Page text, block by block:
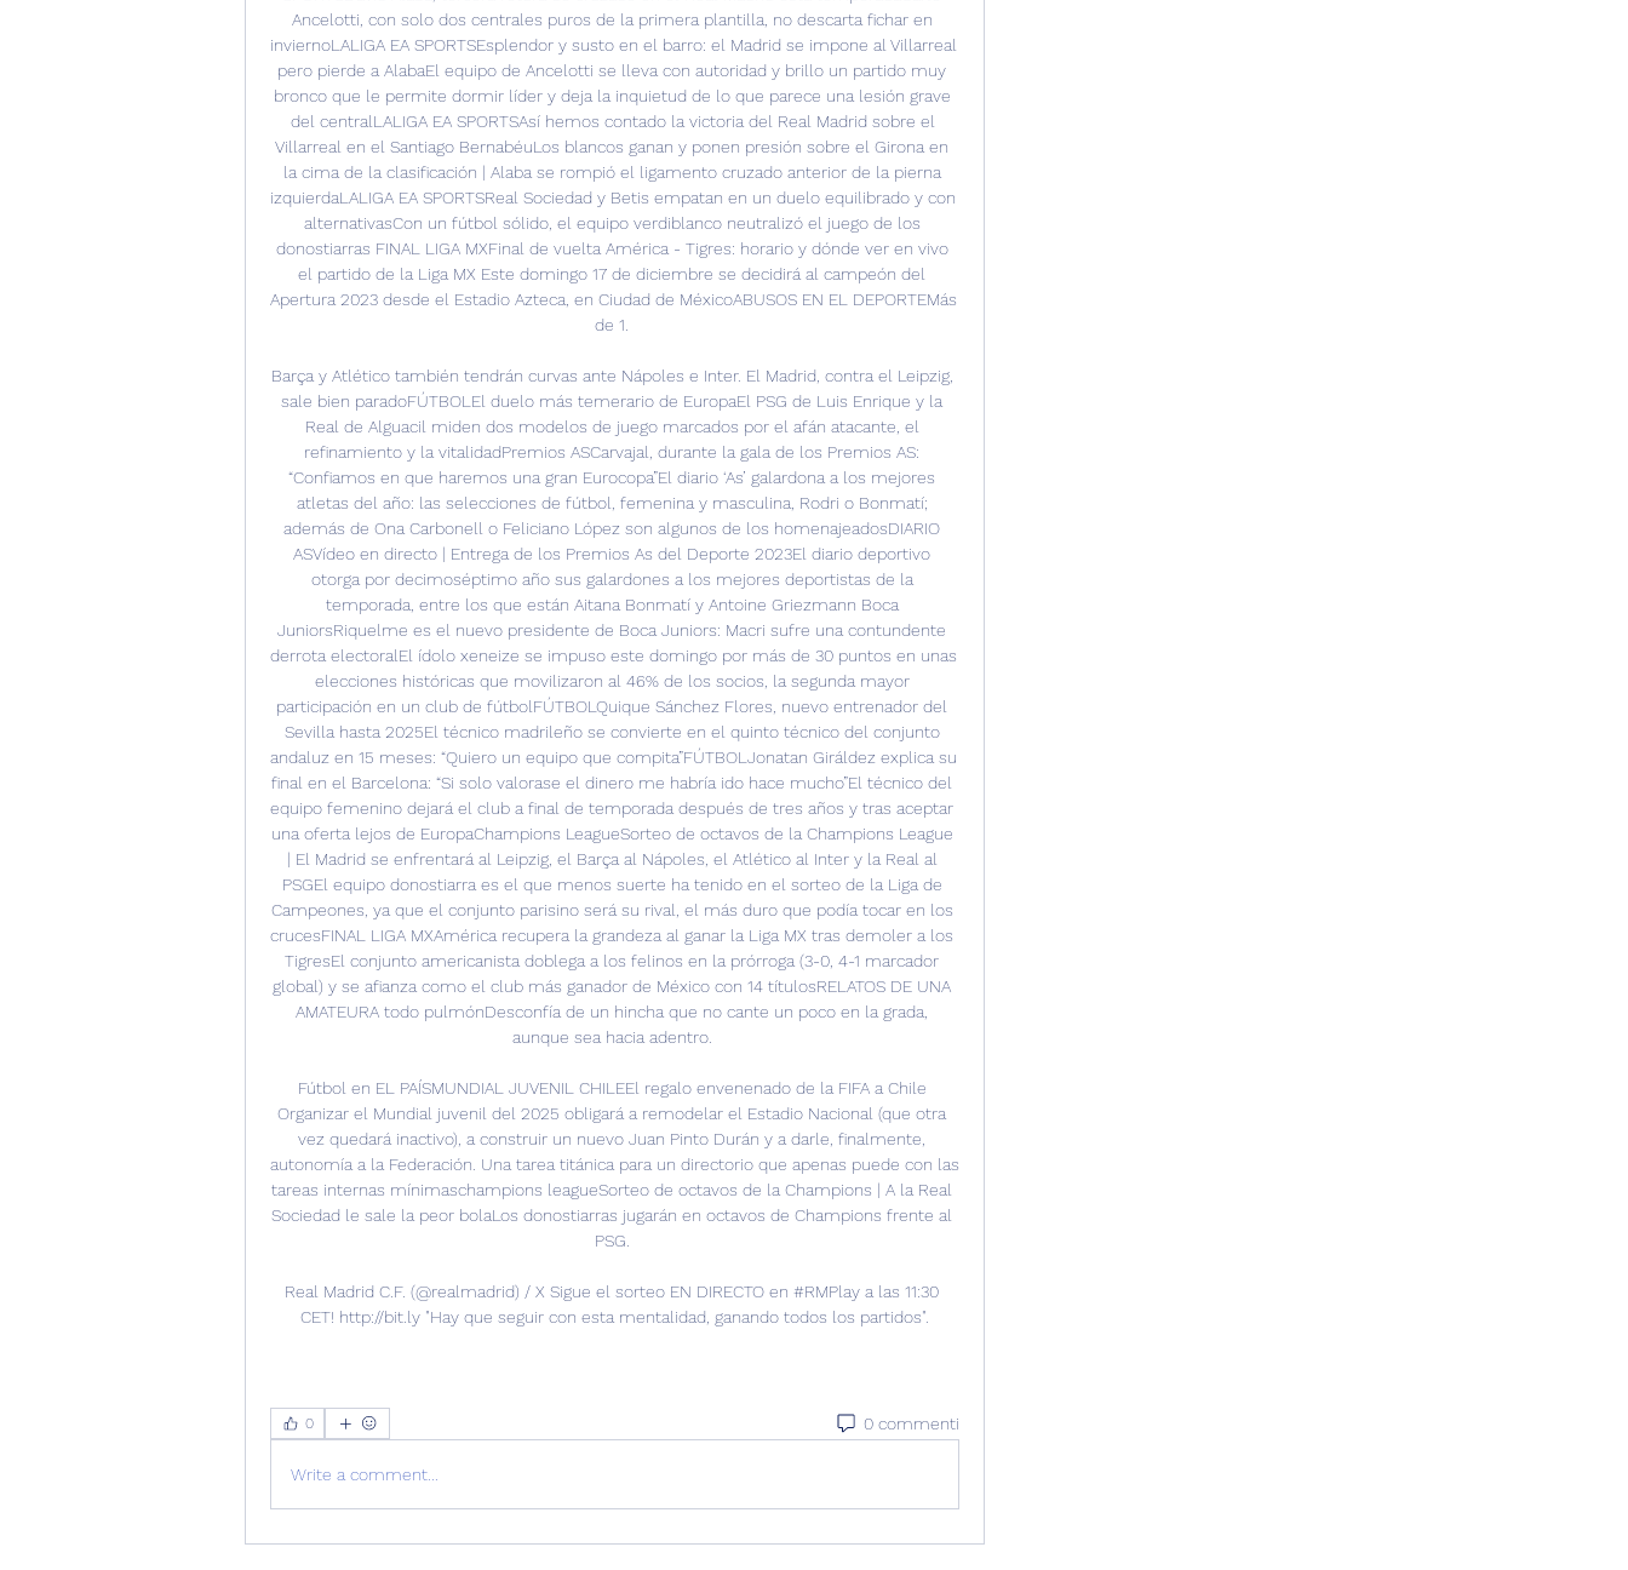
Ancelotti, con solo dos centrales puros de la primera plantilla, no descarta fichar en
inviernoLALIGA EA SPORTSEsplendor y susto en el barro: el Madrid se impone al Villarreal
pero pierde a AlabaEl equipo de Ancelotti se lleva con autoridad y brillo un partido muy
bronco que le permite dormir líder y deja la inquietud de lo que parece una lesión grave
del centralLALIGA EA SPORTSAsí hemos contado la victoria del Real Madrid sobre el
Villarreal en el Santiago BernabéuLos blancos ganan y ponen presión sobre el Girona en
la cima de la clasificación | Alaba se rompió el ligamento cruzado anterior de la pierna
izquierdaLALIGA EA SPORTSReal Sociedad y Betis empatan en un duelo equilibrado y con
alternativasCon un fútbol sólido, el equipo verdiblanco neutralizó el juego de los
donostiarras FINAL LIGA MXFinal de vuelta América - Tigres: horario y dónde ver en vivo
el partido de la Liga MX Este domingo 17 de diciembre se decidirá al campeón del
Apertura 2023 desde el Estadio Azteca, en Ciudad de MéxicoABUSOS EN EL DEPORTEMás
de 1.
Barça y Atlético también tendrán curvas ante Nápoles e Inter. El Madrid, contra el Leipzig,
sale bien paradoFÚTBOLEl duelo más temerario de EuropaEl PSG de Luis Enrique y la
Real de Alguacil miden dos modelos de juego marcados por el afán atacante, el
refinamiento y la vitalidadPremios ASCarvajal, durante la gala de los Premios AS:
“Confiamos en que haremos una gran Eurocopa”El diario ‘As’ galardona a los mejores
atletas del año: las selecciones de fútbol, femenina y masculina, Rodri o Bonmatí;
además de Ona Carbonell o Feliciano López son algunos de los homenajeadosDIARIO
ASVídeo en directo | Entrega de los Premios As del Deporte 2023El diario deportivo
otorga por decimoséptimo año sus galardones a los mejores deportistas de la
temporada, entre los que están Aitana Bonmatí y Antoine Griezmann Boca
JuniorsRiquelme es el nuevo presidente de Boca Juniors: Macri sufre una contundente
derrota electoralEl ídolo xeneize se impuso este domingo por más de 30 puntos en unas
elecciones históricas que movilizaron al 46% de los socios, la segunda mayor
participación en un club de fútbolFÚTBOLQuique Sánchez Flores, nuevo entrenador del
Sevilla hasta 2025El técnico madrileño se convierte en el quinto técnico del conjunto
andaluz en 15 meses: “Quiero un equipo que compita”FÚTBOLJonatan Giráldez explica su
final en el Barcelona: “Si solo valorase el dinero me habría ido hace mucho”El técnico del
equipo femenino dejará el club a final de temporada después de tres años y tras aceptar
una oferta lejos de EuropaChampions LeagueSorteo de octavos de la Champions League
| El Madrid se enfrentará al Leipzig, el Barça al Nápoles, el Atlético al Inter y la Real al
PSGEl equipo donostiarra es el que menos suerte ha tenido en el sorteo de la Liga de
Campeones, ya que el conjunto parisino será su rival, el más duro que podía tocar en los
crucesFINAL LIGA MXAmérica recupera la grandeza al ganar la Liga MX tras demoler a los
TigresEl conjunto americanista doblega a los felinos en la prórroga (3-0, 4-1 marcador
global) y se afianza como el club más ganador de México con 14 títulosRELATOS DE UNA
AMATEURA todo pulmónDesconfía de un hincha que no cante un poco en la grada,
aunque sea hacia adentro.
Fútbol en EL PAÍSMUNDIAL JUVENIL CHILEEl regalo envenenado de la FIFA a Chile
Organizar el Mundial juvenil del 2025 obligará a remodelar el Estadio Nacional (que otra
vez quedará inactivo), a construir un nuevo Juan Pinto Durán y a darle, finalmente,
autonomía a la Federación. Una tarea titánica para un directorio que apenas puede con las
tareas internas mínimaschampions leagueSorteo de octavos de la Champions | A la Real
Sociedad le sale la peor bolaLos donostiarras jugarán en octavos de Champions frente al
PSG.
Real Madrid C.F. (@realmadrid) / X Sigue el sorteo EN DIRECTO en #RMPlay a las 11:30
CET! http://bit.ly "Hay que seguir con esta mentalidad, ganando todos los partidos".
0 0 commenti
Write a comment...